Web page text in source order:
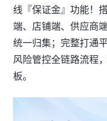
线『保证金』功能！
端、店铺端、供应商
统一归集；完整打通
风险管控全链路流程
板。